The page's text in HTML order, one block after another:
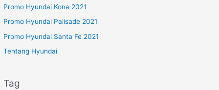
Promo Hyundai Kona 2021
Promo Hyundai Palisade 2021
Promo Hyundai Santa Fe 2021
Tentang Hyundai
Tag